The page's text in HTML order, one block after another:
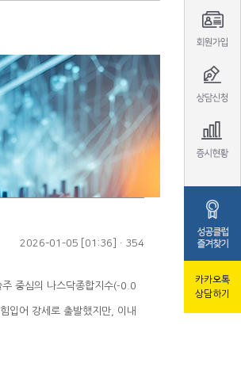
카카오톡
상담하기
2026-01-05 [01:36] · 354